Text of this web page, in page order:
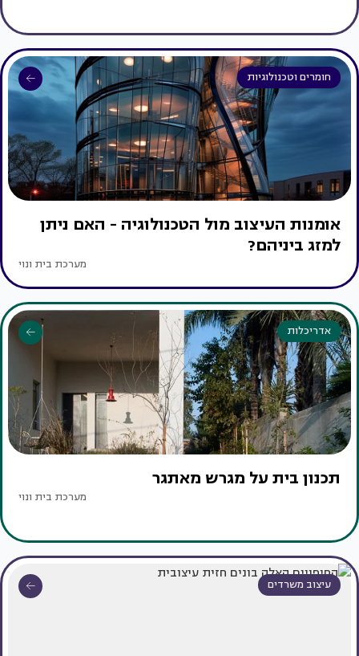
חומרים וטכנולוגיות
אומנות העיצוב מול הטכנולוגיה - האם ניתן
למזג ביניהם?
מערכת בית ונוי
אדריכלות
תכנון בית על מגרש מאתגר
מערכת בית ונוי
עיצוב משרדים